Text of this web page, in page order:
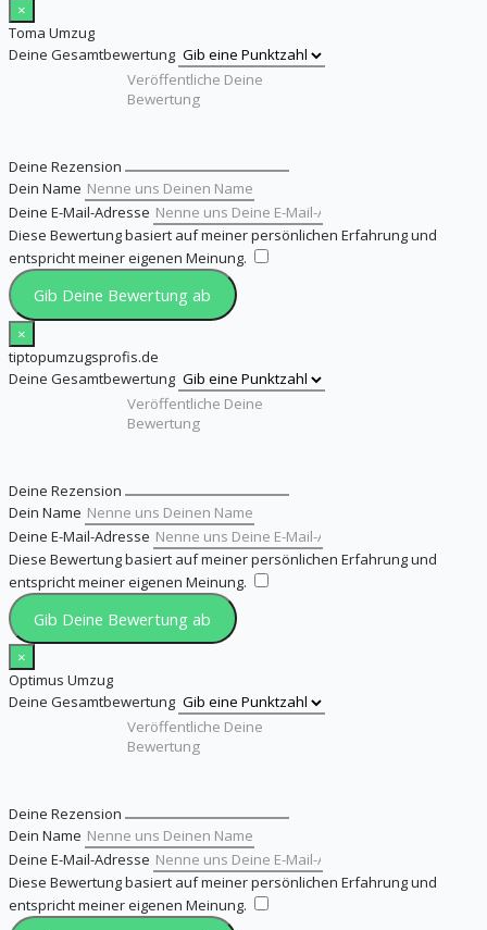
×
Toma Umzug
Deine Gesamtbewertung
Deine Rezension
Dein Name
Deine E-Mail-Adresse
Diese Bewertung basiert auf meiner persönlichen Erfahrung und
entspricht meiner eigenen Meinung.
Gib Deine Bewertung ab
×
tiptopumzugsprofis.de
Deine Gesamtbewertung
Deine Rezension
Dein Name
Deine E-Mail-Adresse
Diese Bewertung basiert auf meiner persönlichen Erfahrung und
entspricht meiner eigenen Meinung.
Gib Deine Bewertung ab
×
Optimus Umzug
Deine Gesamtbewertung
Deine Rezension
Dein Name
Deine E-Mail-Adresse
Diese Bewertung basiert auf meiner persönlichen Erfahrung und
entspricht meiner eigenen Meinung.